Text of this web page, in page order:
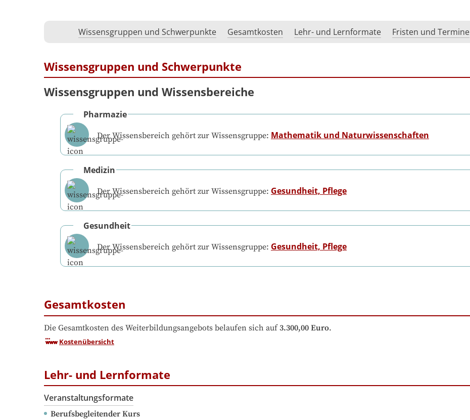
Wissensgruppen und Schwerpunkte Gesamtkosten Lehr- und Lernformate Fristen und Termine
Wissensgruppen und Schwerpunkte
Wissensgruppen und Wissensbereiche
Pharmazie
Der Wissensbereich gehört zur Wissensgruppe: Mathematik und Naturwissenschaften
Medizin
Der Wissensbereich gehört zur Wissensgruppe: Gesundheit, Pflege
Gesundheit
Der Wissensbereich gehört zur Wissensgruppe: Gesundheit, Pflege
Gesamtkosten
Die Gesamtkosten des Weiterbildungsangebots belaufen sich auf 3.300,00 Euro.
Kostenübersicht
Lehr- und Lernformate
Veranstaltungsformate
Berufsbegleitender Kurs